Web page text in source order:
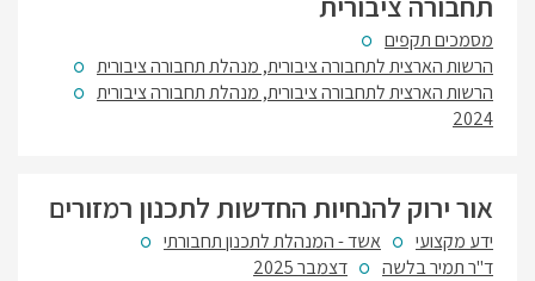
מסמכים תקפים
הרשות הארצית לתחבורה ציבורית, מנהלת תחבורה ציבורית
הרשות הארצית לתחבורה ציבורית, מנהלת תחבורה ציבורית
2024
אור ירוק להנחיות החדשות לתכנון רמזורים
ידע מקצועי
אשד - המנהלת לתכנון תחבורתי
ד"ר תמיר בלשה
דצמבר 2025